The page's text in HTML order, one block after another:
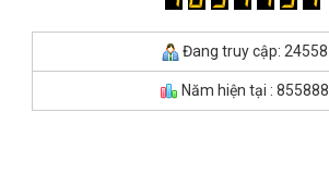
Đang truy cập: 24558
Năm hiện tại : 855888